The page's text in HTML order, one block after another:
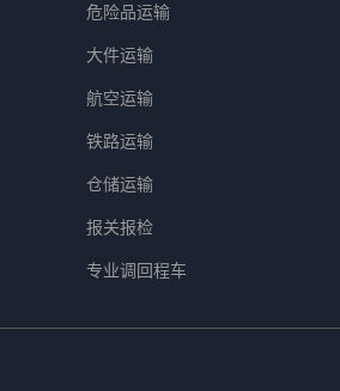
危险品运输
大件运输
航空运输
铁路运输
仓储运输
报关报检
专业调回程车